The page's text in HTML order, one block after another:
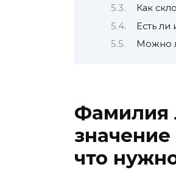
Как
Есть ли
Можно
Фамилия
что